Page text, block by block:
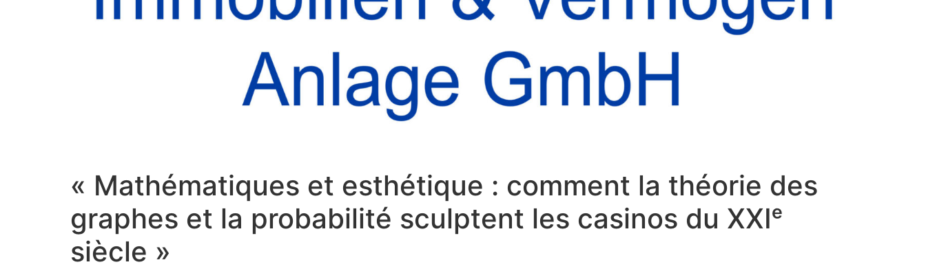
« Mathématiques et esthétique : comment la théorie des
graphes et la probabilité sculptent les casinos du XXIᵉ
siècle »